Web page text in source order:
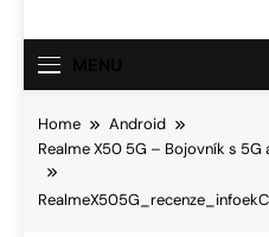
Home
Android
Realme X50 5G – Bojovník s 5G